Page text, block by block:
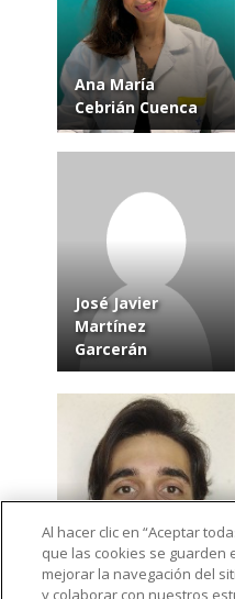
Ana María
Cebrián Cuenca
José Javier
Martínez
Garcerán
Alejandro Monroy
Sánchez
Al hacer clic en “Aceptar
que las cookies se guarden
mejorar la navegación del
y colaborar con nuestros